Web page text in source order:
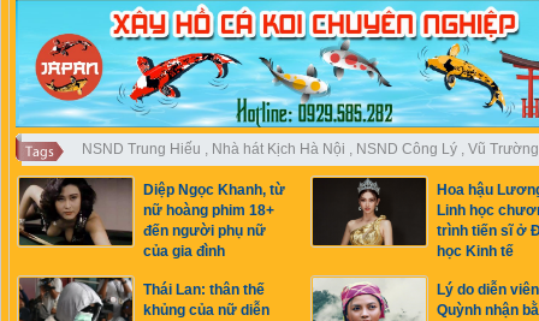
NSND Trung Hiếu , Nhà hát Kịch Hà Nội , NSND Công Lý , Vũ
Diệp Ngọc Khanh, từ
nữ hoàng phim 18+
đến người phụ nữ
của gia đình
Hoa hậu
Linh học
trình tiến sĩ ở
học Kinh tế
Thái Lan: thân thế
khủng của nữ diễn
Lý do diễn
Quỳnh nhận